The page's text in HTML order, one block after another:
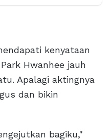
kenyataan
Hwanhee jauh
Apalagi aktingnya
dan bikin
bagiku,"